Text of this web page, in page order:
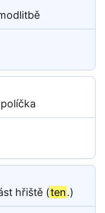
hřiště (ten.)